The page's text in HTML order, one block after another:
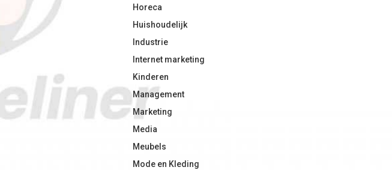
Horeca
Huishoudelijk
Industrie
Internet marketing
Kinderen
Management
Marketing
Media
Meubels
Mode en Kleding